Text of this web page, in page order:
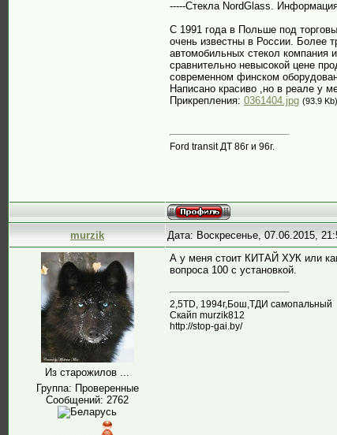
-----Стекла NordGlass.
С 1991 года в Польше под
очень известны в России. Более
автомобильных стекол компания
сравнительно невысокой цене
современном финском
Написано красиво ,но в реале у
Прикрепления: 0361404.jpg (93.9 Kb)
Ford transit ДТ 86г и 96г.
murzik Дата: Воскресенье, 07.06.2015,
Из старожилов ...
Группа: Проверенные
Сообщений: 2762
А у меня стоит КИТАЙ ХУК или
вопроса 100 с установкой.
2,5ТD, 1994г,Бош,ТДИ самопальный
Скайп murzik812
http://stop-gai.by/